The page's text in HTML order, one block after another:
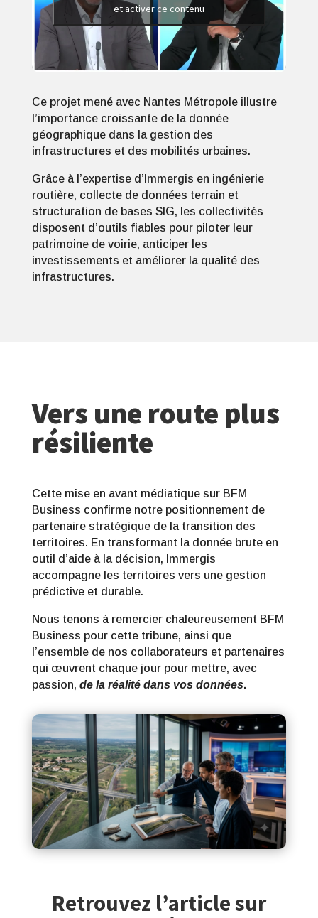
et activer ce contenu
Ce projet mené avec Nantes Métropole illustre
l’importance croissante de la donnée
géographique dans la gestion des
infrastructures et des mobilités urbaines.
Grâce à l’expertise d’Immergis en ingénierie
routière, collecte de données terrain et
structuration de bases SIG, les collectivités
disposent d’outils fiables pour piloter leur
patrimoine de voirie, anticiper les
investissements et améliorer la qualité des
infrastructures.
Vers une route plus
résiliente
Cette mise en avant médiatique sur BFM
Business confirme notre positionnement de
partenaire stratégique de la transition des
territoires. En transformant la donnée brute en
outil d’aide à la décision, Immergis
accompagne les territoires vers une gestion
prédictive et durable.
Nous tenons à remercier chaleureusement BFM
Business pour cette tribune, ainsi que
l’ensemble de nos collaborateurs et partenaires
qui œuvrent chaque jour pour mettre, avec
passion, de la réalité dans vos données.
Retrouvez l’article sur